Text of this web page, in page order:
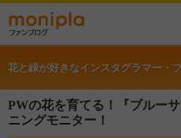
花と緑が好きなインスタグラマー・
PWの花を育てる！『ブルー
ニングモニター！